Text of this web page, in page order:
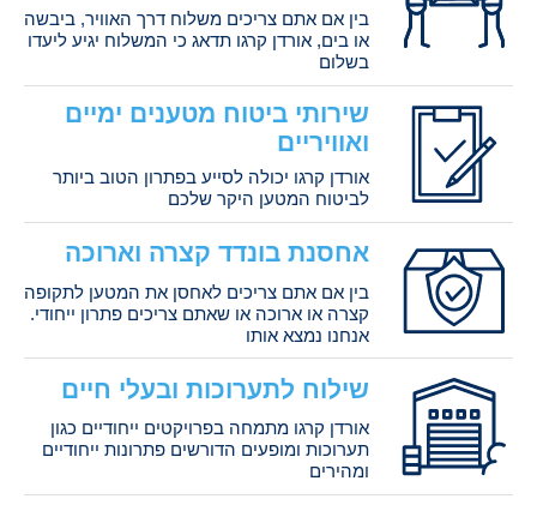
בין אם אתם צריכים משלוח דרך האוויר, ביבשה
או בים, אורדן קרגו תדאג כי המשלוח יגיע ליעדו
בשלום
שירותי ביטוח מטענים ימיים
ואוויריים
אורדן קרגו יכולה לסייע בפתרון הטוב ביותר
לביטוח המטען היקר שלכם
אחסנת בונדד קצרה וארוכה
בין אם אתם צריכים לאחסן את המטען לתקופה
קצרה או ארוכה או שאתם צריכים פתרון ייחודי.
אנחנו נמצא אותו
שילוח לתערוכות ובעלי חיים
אורדן קרגו מתמחה בפרויקטים ייחודיים כגון
תערוכות ומופעים הדורשים פתרונות ייחודיים
ומהירים